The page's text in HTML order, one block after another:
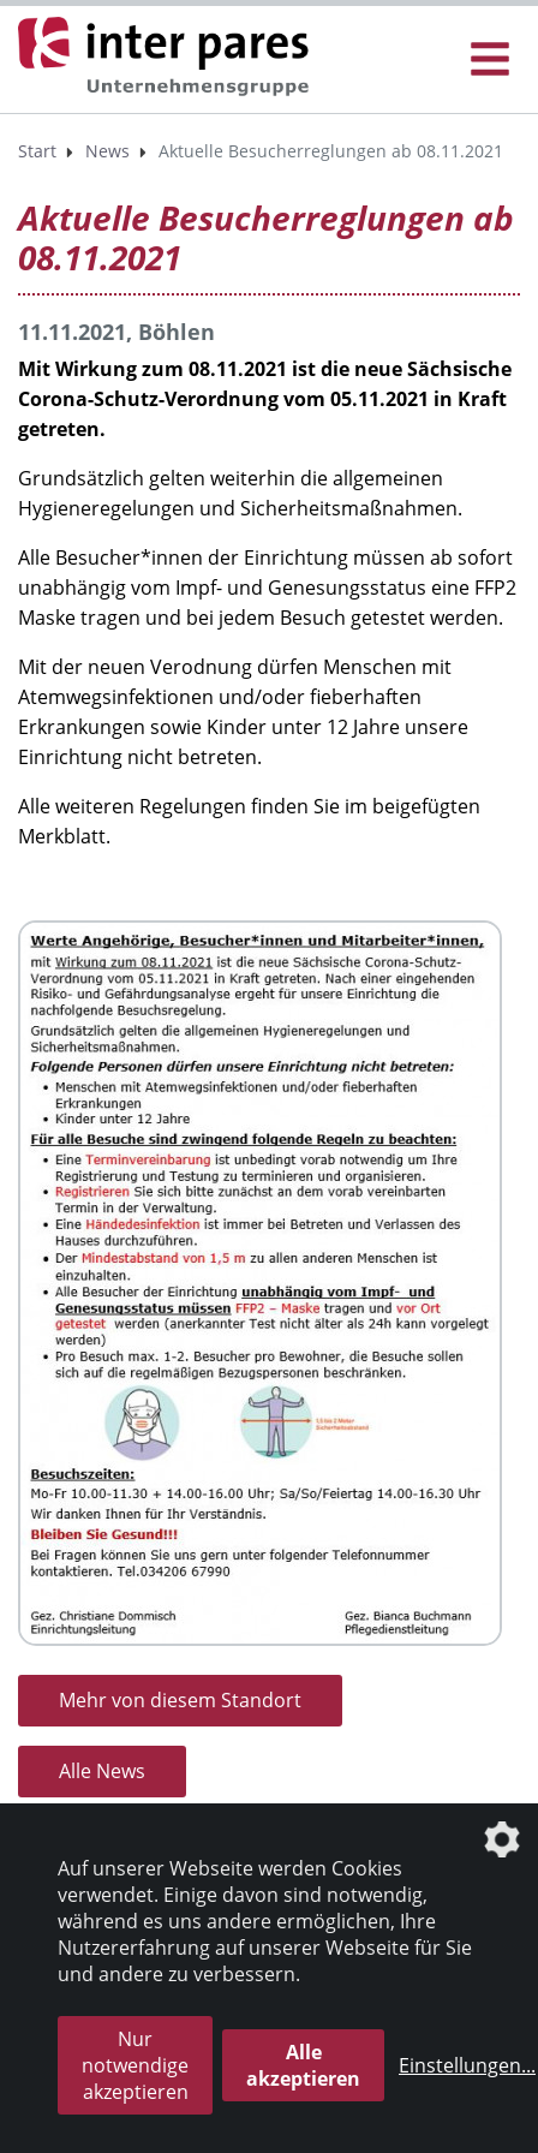
Start News Aktuelle Besucherreglungen ab 08.11.2021
Aktuelle Besucherreglungen ab
08.11.2021
11.11.2021, Böhlen
Mit Wirkung zum 08.11.2021 ist die neue Sächsische
Corona-Schutz-Verordnung vom 05.11.2021 in Kraft
getreten.
Grundsätzlich gelten weiterhin die allgemeinen
Hygieneregelungen und Sicherheitsmaßnahmen.
Alle Besucher*innen der Einrichtung müssen ab sofort
unabhängig vom Impf- und Genesungsstatus eine FFP2
Maske tragen und bei jedem Besuch getestet werden.
Mit der neuen Verodnung dürfen Menschen mit
Atemwegsinfektionen und/oder fieberhaften
Erkrankungen sowie Kinder unter 12 Jahre unsere
Einrichtung nicht betreten.
Alle weiteren Regelungen finden Sie im beigefügten
Merkblatt.
Mehr von diesem Standort
Alle News
© 2026 inter pares Sozialholding GmbH
Datenschutz|Impressum
die profilschmiede - Internetagentur
Auf unserer Webseite werden Cookies
verwendet. Einige davon sind notwendig,
während es uns andere ermöglichen, Ihre
Nutzererfahrung auf unserer Webseite für Sie
und andere zu verbessern.
Nur
notwendige
akzeptieren
Alle
akzeptieren
Einstellungen...